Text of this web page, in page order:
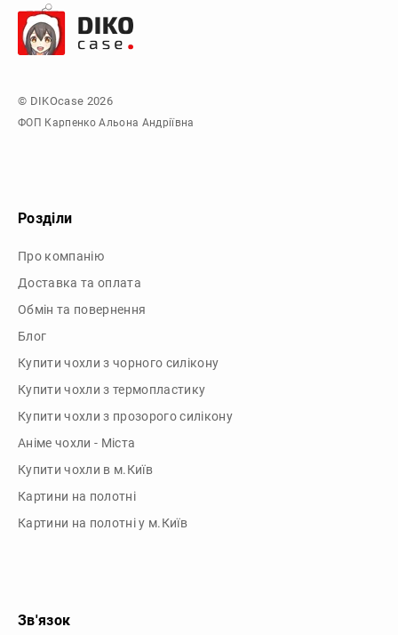
© DIKOcase 2026
ФОП Карпенко Альона Андріївна
Обмін та повернення
Блог
Купити чохли з чорного силікону
Купити чохли з термопластику
Купити чохли з прозорого силікону
Аніме чохли - Міста
Купити чохли в м.Київ
Картини на полотні
Картини на полотні у м.Київ